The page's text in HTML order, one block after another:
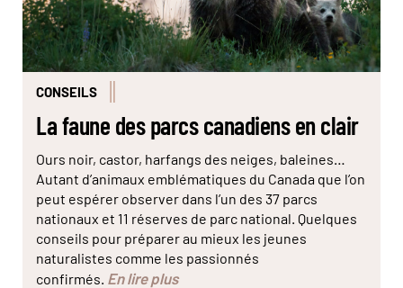
CONSEILS
La faune des parcs canadiens en clair
Ours noir, castor, harfangs des neiges, baleines…
Autant d’animaux emblématiques du Canada que l’on
peut espérer observer dans l’un des 37 parcs
nationaux et 11 réserves de parc national. Quelques
conseils pour préparer au mieux les jeunes
naturalistes comme les passionnés
confirmés. En lire plus